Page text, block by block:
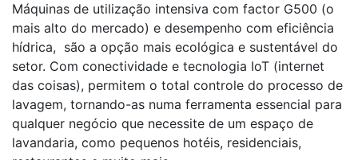
Máquinas de utilização intensiva com factor G500 (o
mais alto do mercado) e desempenho com eficiência
hídrica, são a opção mais ecológica e sustentável do
setor. Com conectividade e tecnologia IoT (internet
das coisas), permitem o total controle do processo de
lavagem, tornando-as numa ferramenta essencial para
qualquer negócio que necessite de um espaço de
lavandaria, como pequenos hotéis, residenciais,